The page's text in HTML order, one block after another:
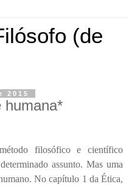
(de
2015
humana*
filosófico e científico
assunto. Mas uma
No capítulo 1 da Ética,